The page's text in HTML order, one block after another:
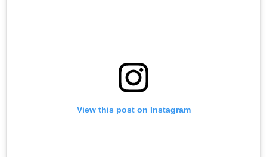
View this post on Instagram